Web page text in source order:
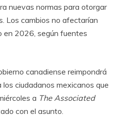
nuevas normas para otorgar
Los cambios no afectarían
en 2026, según fuentes
canadiense reimpondrá
ciudadanos mexicanos que
a The Associated
con el asunto.